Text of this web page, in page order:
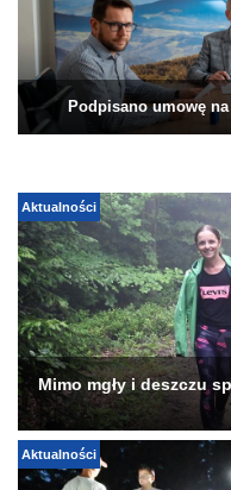
Podpisano umowę
Aktualności
Mimo mgły i deszczu
Aktualności